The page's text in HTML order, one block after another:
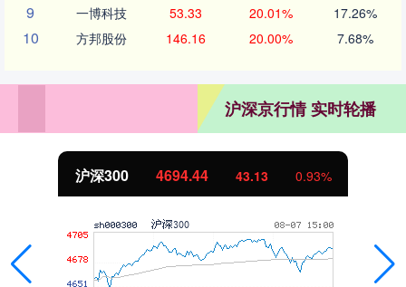
9 一博科技 53.33 20.01% 17.26%
10 方邦股份 146.16 20.00% 7.68%
沪深京行情 实时轮播
北证50 1134.24 11.37 1.01%